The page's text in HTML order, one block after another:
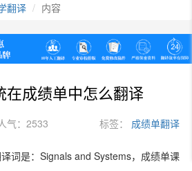
翻译 内容
在成绩单中怎么翻译
气：2533 标签： 成绩单翻译
词是： Signals and Systems，成绩单课